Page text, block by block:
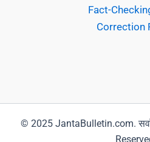
Fact-
Correction
© 2025 JantaBulletin.com.